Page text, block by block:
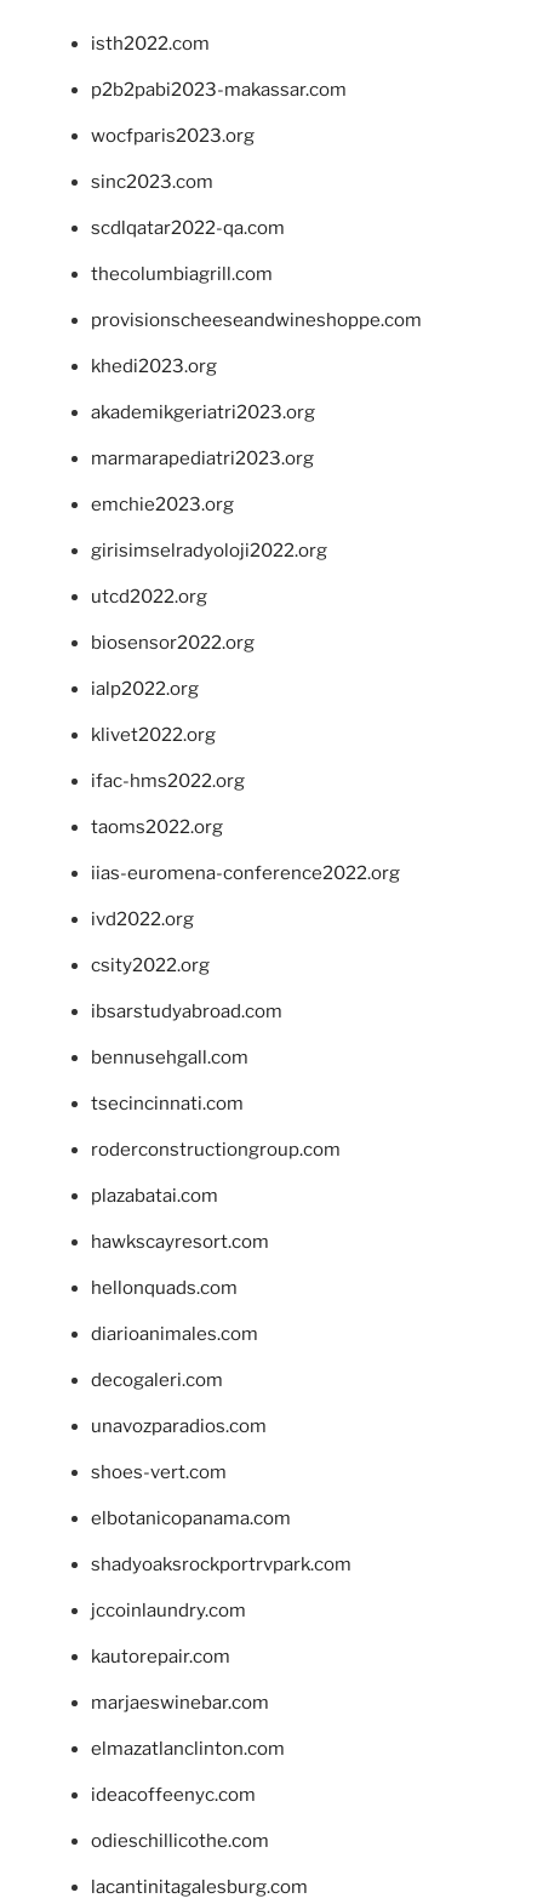
isth2022.com
p2b2pabi2023-makassar.com
wocfparis2023.org
sinc2023.com
scdlqatar2022-qa.com
thecolumbiagrill.com
provisionscheeseandwineshoppe.com
khedi2023.org
akademikgeriatri2023.org
marmarapediatri2023.org
emchie2023.org
girisimselradyoloji2022.org
utcd2022.org
biosensor2022.org
ialp2022.org
klivet2022.org
ifac-hms2022.org
taoms2022.org
iias-euromena-conference2022.org
ivd2022.org
csity2022.org
ibsarstudyabroad.com
bennusehgall.com
tsecincinnati.com
roderconstructiongroup.com
plazabatai.com
hawkscayresort.com
hellonquads.com
diarioanimales.com
decogaleri.com
unavozparadios.com
shoes-vert.com
elbotanicopanama.com
shadyoaksrockportrvpark.com
jccoinlaundry.com
kautorepair.com
marjaeswinebar.com
elmazatlanclinton.com
ideacoffeenyc.com
odieschillicothe.com
lacantinitagalesburg.com